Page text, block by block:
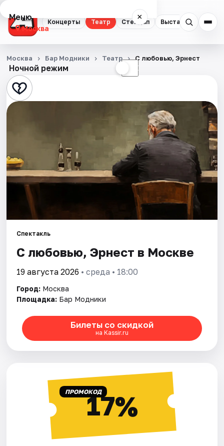
Концерты Театр Стендап Выставки
Меню ×
Москва
Концерты
Театр
Стендап
Экскурсии
Спорт
События
Города
Площадки
Артисты
Рейтинги
Ночной режим ☾
Москва Бар Модники Театр С любовью, Эрнест
Спектакль
С любовью, Эрнест в Москве
19 августа 2026 • среда • 18:00
Город: Москва
Площадка: Бар Модники
Билеты со скидкой
на Kassir.ru
ПРОМОКОД17%